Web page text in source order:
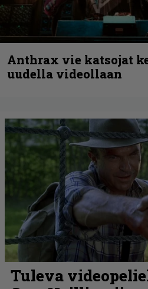
Anthrax vie katsojat
uudella videollaan